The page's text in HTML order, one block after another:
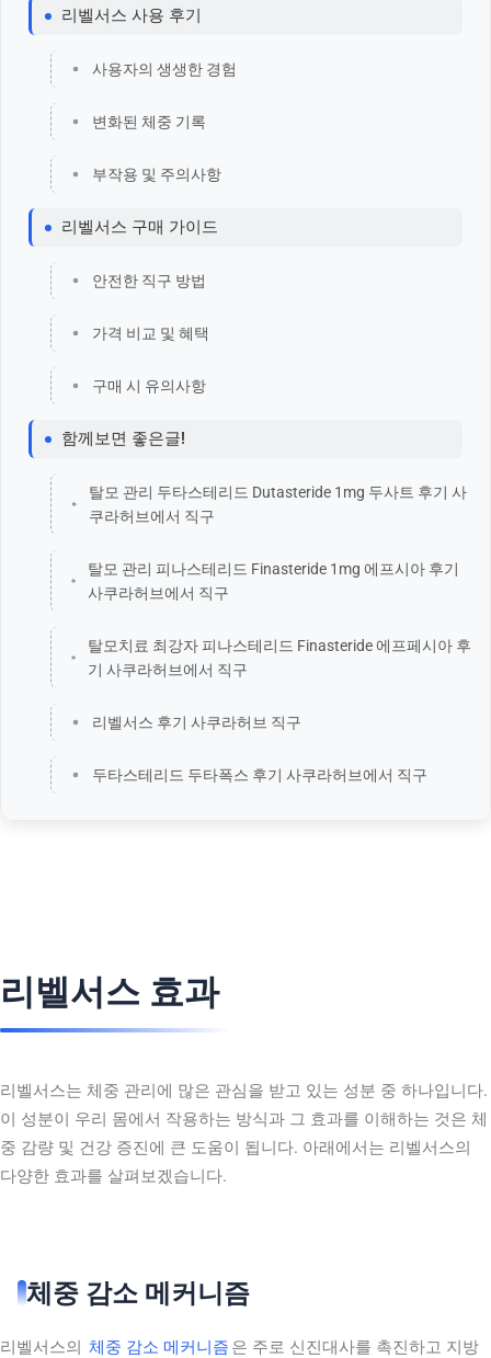
리벨서스 사용 후기
사용자의 생생한 경험
변화된 체중 기록
부작용 및 주의사항
리벨서스 구매 가이드
안전한 직구 방법
가격 비교 및 혜택
구매 시 유의사항
함께보면 좋은글!
탈모 관리 두타스테리드 Dutasteride 1mg 두사트 후기 사
쿠라허브에서 직구
탈모 관리 피나스테리드 Finasteride 1mg 에프시아 후기
사쿠라허브에서 직구
탈모치료 최강자 피나스테리드 Finasteride 에프페시아 후
기 사쿠라허브에서 직구
리벨서스 후기 사쿠라허브 직구
두타스테리드 두타폭스 후기 사쿠라허브에서 직구
리벨서스 효과
리벨서스는 체중 관리에 많은 관심을 받고 있는 성분 중 하나입니다.
이 성분이 우리 몸에서 작용하는 방식과 그 효과를 이해하는 것은 체
중 감량 및 건강 증진에 큰 도움이 됩니다. 아래에서는 리벨서스의
다양한 효과를 살펴보겠습니다.
체중 감소 메커니즘
리벨서스의 체중 감소 메커니즘 은 주로 신진대사를 촉진하고 지방